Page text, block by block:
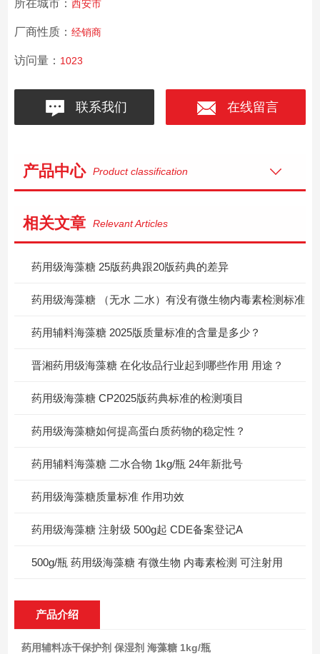
所在城市： 西安市
厂商性质： 经销商
访问量： 1023
联系我们 在线留言
产品中心 Product classification
相关文章 Relevant Articles
药用级海藻糖 25版药典跟20版药典的差异
药用级海藻糖 （无水 二水）有没有微生物内毒素检测标准
药用辅料海藻糖 2025版质量标准的含量是多少？
晋湘药用级海藻糖 在化妆品行业起到哪些作用 用途？
药用级海藻糖 CP2025版药典标准的检测项目
药用级海藻糖如何提高蛋白质药物的稳定性？
药用辅料海藻糖 二水合物 1kg/瓶 24年新批号
药用级海藻糖质量标准 作用功效
药用级海藻糖 注射级 500g起 CDE备案登记A
500g/瓶 药用级海藻糖 有微生物 内毒素检测 可注射用
产品介绍
药用辅料冻干保护剂 保湿剂 海藻糖 1kg/瓶